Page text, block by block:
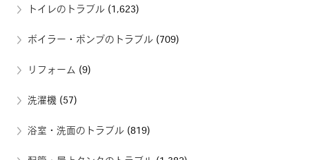
トイレのトラブル (1,623)
ボイラー・ポンプのトラブル (709)
リフォーム (9)
洗濯機 (57)
浴室・洗面のトラブル (819)